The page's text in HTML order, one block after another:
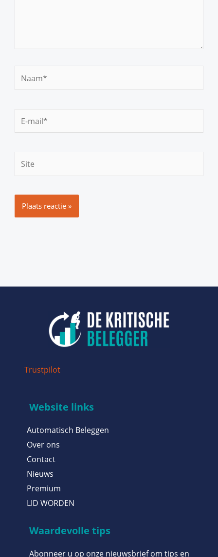
mail*
Site
Trustpilot
Website links
Automatisch Beleggen
Over ons
Contact
Nieuws
Premium
LID WORDEN
Waardevolle tips
Abonneer u op onze nieuwsbrief om tips en